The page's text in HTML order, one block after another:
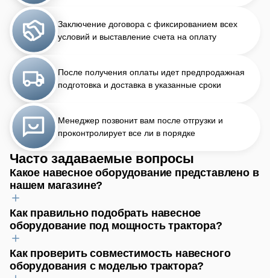
Заключение договора с фиксированием всех
условий и выставление счета на оплату
После получения оплаты идет предпродажная
подготовка и доставка в указанные сроки
Менеджер позвонит вам после отгрузки и
проконтролирует все ли в порядке
Часто задаваемые вопросы
Какое навесное оборудование представлено в
нашем магазине?
Для обработки почвы найдёте плуги, бороны, культиваторы.
Для посева — сеялки, для уборки урожая — косилки и
картофелекопалки. Предлагаем фронтальные погрузчики,
бульдозерные отвалы и экскаваторные навески для земляных
работ. Для коммунальных задач у нас есть снегоуборщики,
Как правильно подобрать навесное
оборудование под мощность трактора?
В первую очередь, учитывайте возможности гидравлической
системы и вала отбора мощности (ВОМ) трактора. Не менее
Как проверить совместимость навесного
оборудования с моделью трактора?